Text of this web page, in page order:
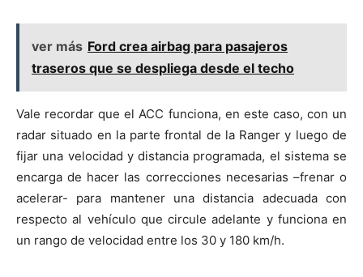
ver más Ford crea airbag para pasajeros
traseros que se despliega desde el techo
Vale recordar que el ACC funciona, en este caso, con un
radar situado en la parte frontal de la Ranger y luego de
fijar una velocidad y distancia programada, el sistema se
encarga de hacer las correcciones necesarias –frenar o
acelerar- para mantener una distancia adecuada con
respecto al vehículo que circule adelante y funciona en
un rango de velocidad entre los 30 y 180 km/h.